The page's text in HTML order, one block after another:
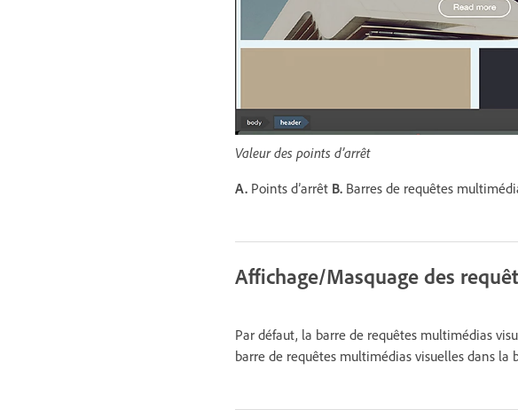
Valeur des points d’arrêt
A. Points d’arrêt B. Barres de requêtes
Affichage/Masquage des
Par défaut, la barre de requêtes multimédias
barre de requêtes multimédias visuelles dans la